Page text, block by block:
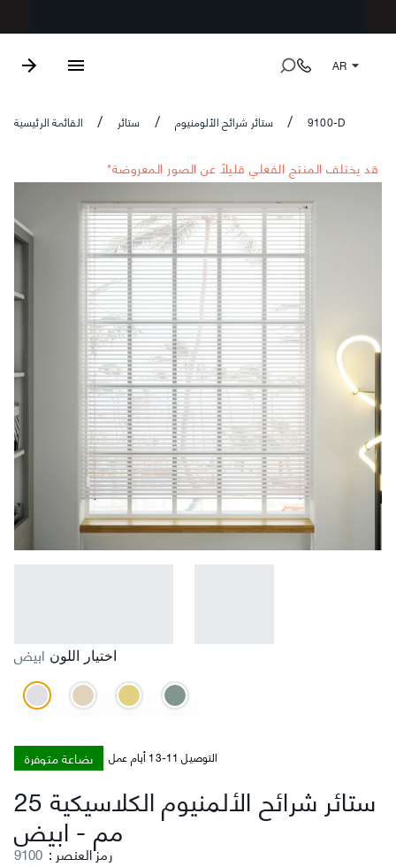
AR
القائمة الرئيسية / ستائر / ستائر شرائح الألومنيوم / 9100-D
*قد يختلف المنتج الفعلي قليلاً عن الصور المعروضة
اختيار اللون ابيض
بضاعة متوفرة التوصيل 11-13 أيام عمل
ستائر شرائح الألمنيوم الكلاسيكية 25
مم-
رمز العنصر:
9100